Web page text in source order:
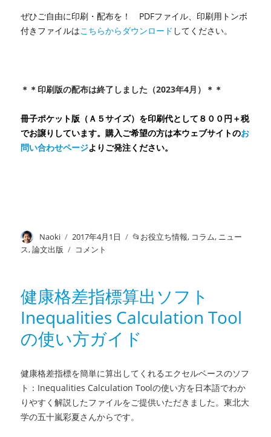
ぜひご自由に印刷・配布を！ PDFファイル、印刷用トンボ
付きファイルはこちらからダウンロード してください。
＊＊印刷版の配布は終了しました（2023年4月）＊＊
冊子ポケット版（Ａ５サイズ）を印刷代として８００円＋税
でお譲りしています。購入ご希望の方は本ウェブサイトのお
問い合わせページよりご発注ください。
投
稿
Naoki
投
稿
2017年4月1日
カ
ー
お役立ち情報, コラム, ニュー
ス,論文出版
出
護
予
防
の
た
地
域
診
断
コメント
健康格差指標算出ソフト
Inequalities Calculation Tool
の使い方ガイド
健康格差指標を簡単に算出してくれるエクセルベースのソフ
ト：Inequalities Calculation Toolの使い方を日本語でわか
りやすく解説したファイルをご提供いただきました。東北大
学の五十嵐彩夏さんからです。